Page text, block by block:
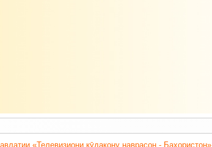
«Телевизиони кӯдакону наврасон - Баҳористон».